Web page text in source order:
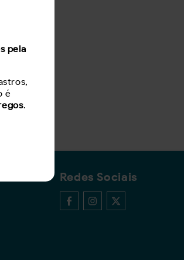
Redes Sociais
pela
é
.